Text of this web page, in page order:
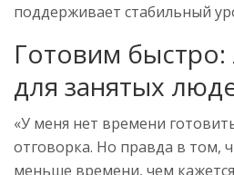
поддерживает стабильный
Готовим быстро:
для занятых
«У меня нет времени
отговорка. Но правда в том,
меньше времени, чем